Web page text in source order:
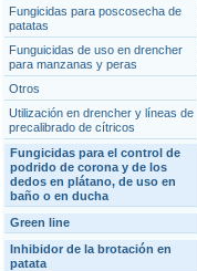
Fungicidas para poscosecha de
patatas
Funguicidas de uso en drencher
para manzanas y peras
Otros
Utilización en drencher y líneas de
precalibrado de cítricos
Fungicidas para el control de
podrido de corona y de los
dedos en plátano, de uso en
baño o en ducha
Green line
Inhibidor de la brotación en
patata